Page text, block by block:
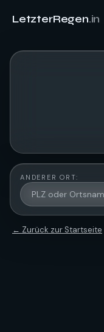
LetzterRegen.in
ANDERER ORT:
← Zurück zur Startseite